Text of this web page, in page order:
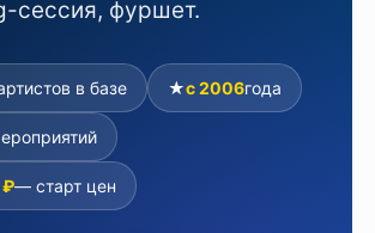
сессия, фуршет.
в базе ★с 2006года
₽— старт цен